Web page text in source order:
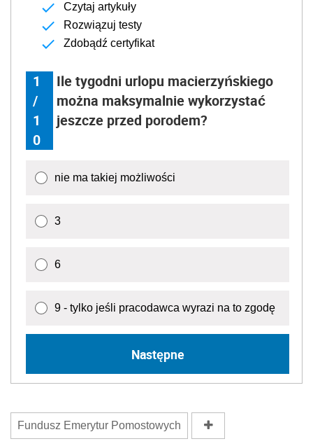
Czytaj artykuły
Rozwiązuj testy
Zdobądź certyfikat
1
/
1
0
Ile tygodni urlopu macierzyńskiego
można maksymalnie wykorzystać
jeszcze przed porodem?
nie ma takiej możliwości
3
6
9 - tylko jeśli pracodawca wyrazi na to zgodę
Następne
Fundusz Emerytur Pomostowych